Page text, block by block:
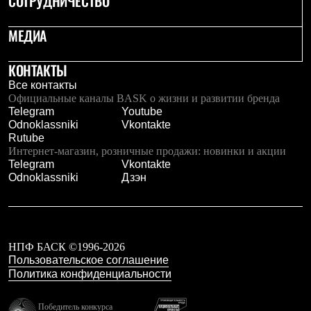
Уход за обувью
Аксессуары
Шапки
Балаклавы и маски
Кепки и бейсболки
Повязки
Шарфы
Панамы
Перчатки и рукавицы
Перчатки
Рукавицы
Опушки
Термоковрики
Уход за одеждой
Коллекции
МЕДИА
КОНТАКТЫ
Все контакты
Официальные каналы BASK о жизни и развитии бренда
Telegram
Youtube
Odnoklassniki
Vkontakte
Rutube
Интернет-магазин, розничные продажи: новинки и акции
Telegram
Vkontakte
Odnoklassniki
Дзэн
НПФ БАСК ©1996-2026
Пользовательское соглашение
Политика конфиденциальности
Победитель конкурса